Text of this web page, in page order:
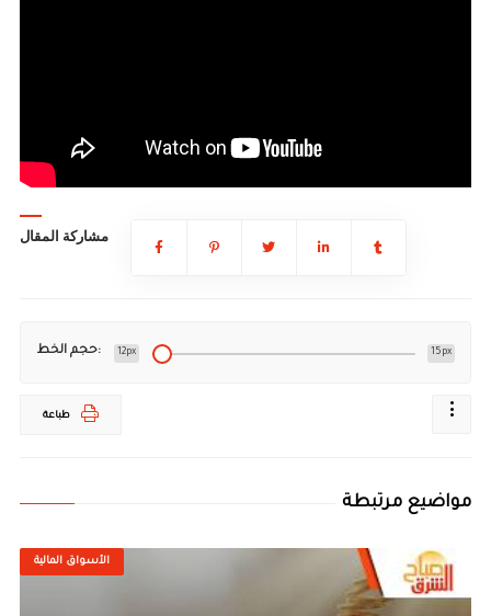
مشاركة المقال
حجم الخط: 12px 15px
طباعة
مواضيع مرتبطة
الأسواق المالية